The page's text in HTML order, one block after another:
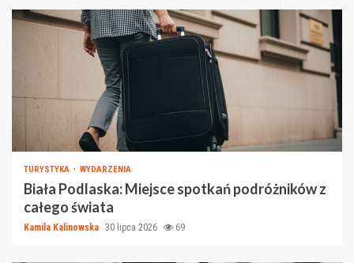
TURYSTYKA WYDARZENIA
Biała Podlaska: Miejsce spotkań podróżników z
całego świata
Kamila Kalinowska 30 lipca 2026 69